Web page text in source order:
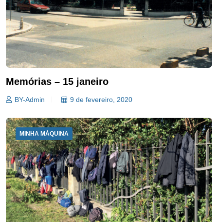
Memórias – 15 janeiro
BY-Admin 9 de fevereiro, 2020
MINHA MÁQUINA